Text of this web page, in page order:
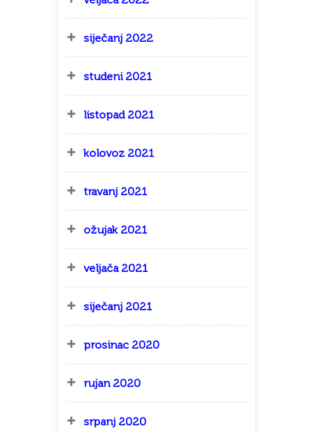
siječanj 2022
studeni 2021
listopad 2021
kolovoz 2021
travanj 2021
ožujak 2021
veljača 2021
siječanj 2021
prosinac 2020
rujan 2020
srpanj 2020